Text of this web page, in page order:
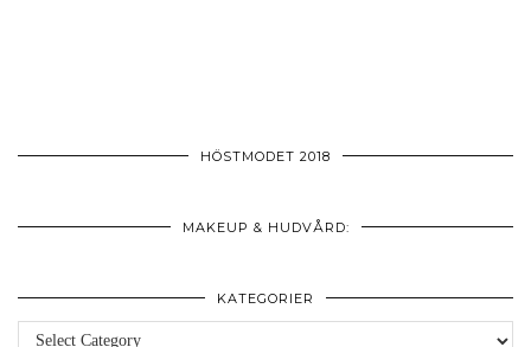
HÖSTMODET 2018
MAKEUP & HUDVÅRD:
KATEGORIER
Kategorier